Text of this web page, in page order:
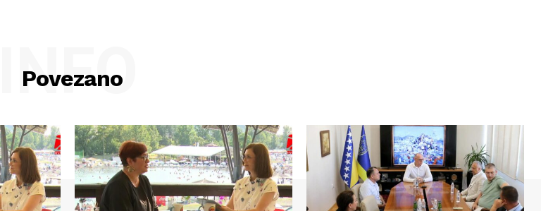
Povezano
INFO